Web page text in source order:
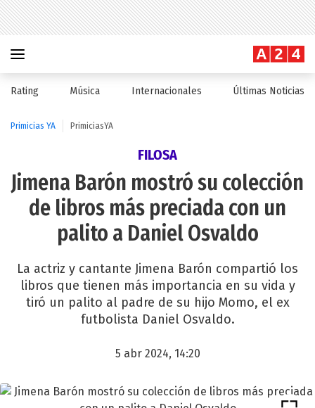
Rating Música Internacionales Últimas Noticias
Primicias YA PrimiciasYA
FILOSA
Jimena Barón mostró su colección
de libros más preciada con un
palito a Daniel Osvaldo
La actriz y cantante Jimena Barón compartió los
libros que tienen más importancia en su vida y
tiró un palito al padre de su hijo Momo, el ex
futbolista Daniel Osvaldo.
5 abr 2024, 14:20